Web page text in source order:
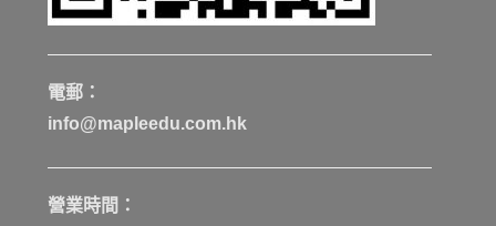
電郵：
info@mapleedu.com.hk
營業時間：